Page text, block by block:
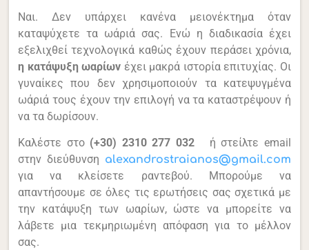
Ναι. Δεν υπάρχει κανένα μειονέκτημα όταν
καταψύχετε τα ωάριά σας. Ενώ η διαδικασία έχει
εξελιχθεί τεχνολογικά καθώς έχουν περάσει χρόνια,
η κατάψυξη ωαρίων έχει μακρά ιστορία επιτυχίας. Οι
γυναίκες που δεν χρησιμοποιούν τα κατεψυγμένα
ωάριά τους έχουν την επιλογή να τα καταστρέψουν ή
να τα δωρίσουν.
Καλέστε στο (+30) 2310 277 032ή στείλτε email
στην διεύθυνση alexandrostraianos@gmail.com
για να κλείσετε ραντεβού. Μπορούμε να
απαντήσουμε σε όλες τις ερωτήσεις σας σχετικά με
την κατάψυξη των ωαρίων, ώστε να μπορείτε να
λάβετε μια τεκμηριωμένη απόφαση για το μέλλον
σας.